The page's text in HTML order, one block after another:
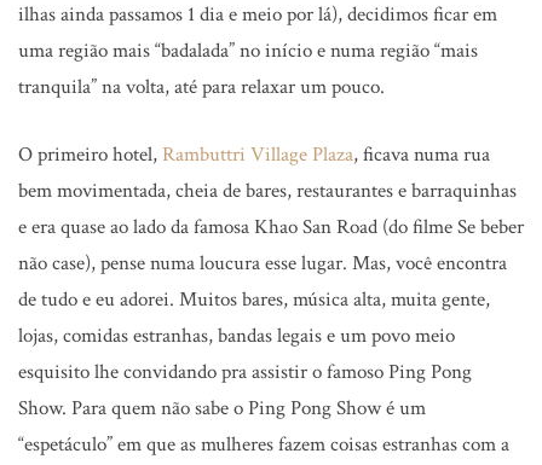
ilhas ainda passamos 1 dia e meio por lá), decidimos ficar em
uma região mais “badalada” no início e numa região “mais
tranquila” na volta, até para relaxar um pouco.
O primeiro hotel, Rambuttri Village Plaza, ficava numa rua
bem movimentada, cheia de bares, restaurantes e barraquinhas
e era quase ao lado da famosa Khao San Road (do filme Se beber
não case), pense numa loucura esse lugar. Mas, você encontra
de tudo e eu adorei. Muitos bares, música alta, muita gente,
lojas, comidas estranhas, bandas legais e um povo meio
esquisito lhe convidando pra assistir o famoso Ping Pong
Show. Para quem não sabe o Ping Pong Show é um
“espetáculo” em que as mulheres fazem coisas estranhas com a